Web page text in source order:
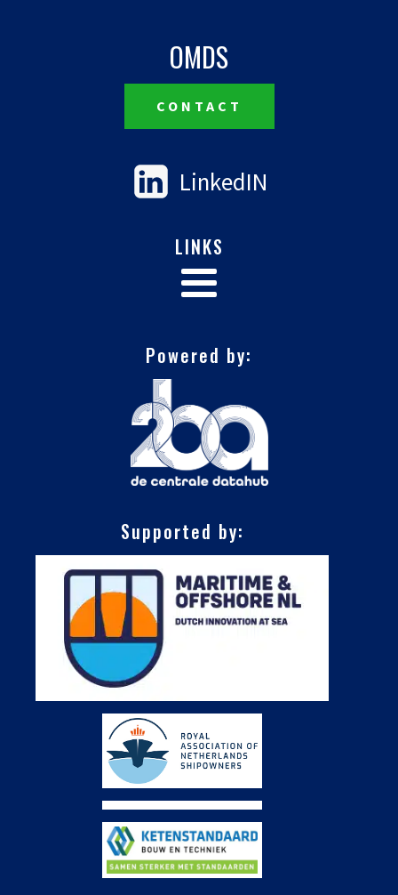
OMDS
CONTACT
LinkedIN
LINKS
Powered by:
Supported by: